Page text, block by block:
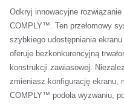
Odkryj innowacyjne
COMPLY™. Ten przełomowy
szybkiego udostępniania
oferuje bezkonkurencyjną
konstrukcji zawiasowej.
zmieniasz konfigurację ekranu,
COMPLY™ podoła wyzwaniu,